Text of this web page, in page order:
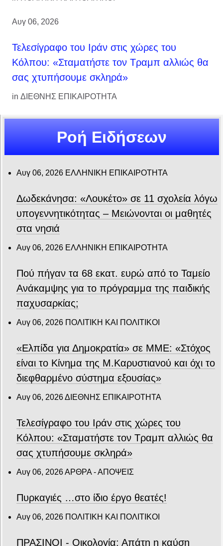
Αυγ 06, 2026
Τελεσίγραφο του Ιράν στις χώρες του
Κόλπου: «Σταματήστε τον Τραμπ αλλιώς θα
σας χτυπήσουμε σκληρά»
in ΔΙΕΘΝΗΣ ΕΠΙΚΑΙΡΟΤΗΤΑ
Ροή Ειδήσεων
Αυγ 06, 2026 ΕΛΛΗΝΙΚΗ ΕΠΙΚΑΙΡΟΤΗΤΑ
Δωδεκάνησα: «Λουκέτο» σε 11 σχολεία λόγω
υπογεννητικότητας – Μειώνονται οι μαθητές
στα νησιά
Αυγ 06, 2026 ΕΛΛΗΝΙΚΗ ΕΠΙΚΑΙΡΟΤΗΤΑ
Πού πήγαν τα 68 εκατ. ευρώ από το Ταμείο
Ανάκαμψης για το πρόγραμμα της παιδικής
παχυσαρκίας;
Αυγ 06, 2026 ΠΟΛΙΤΙΚΗ ΚΑΙ ΠΟΛΙΤΙΚΟΙ
«Ελπίδα για Δημοκρατία» σε ΜΜΕ: «Στόχος
είναι το Κίνημα της Μ.Καρυστιανού και όχι το
διεφθαρμένο σύστημα εξουσίας»
Αυγ 06, 2026ΔΙΕΘΝΗΣ ΕΠΙΚΑΙΡΟΤΗΤΑ
Τελεσίγραφο του Ιράν στις χώρες του
Κόλπου: «Σταματήστε τον Τραμπ αλλιώς θα
σας χτυπήσουμε σκληρά»
Αυγ 06, 2026ΑΡΘΡΑ - ΑΠΟΨΕΙΣ
Πυρκαγιές …στο ίδιο έργο θεατές!
Αυγ 06, 2026 ΠΟΛΙΤΙΚΗ ΚΑΙ ΠΟΛΙΤΙΚΟΙ
ΠΡΑΣΙΝΟΙ - Οικολογία: Απάτη η καύση